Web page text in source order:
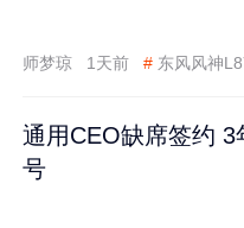
师梦琼 1天前 # 东风风神
通用CEO缺席签约
号